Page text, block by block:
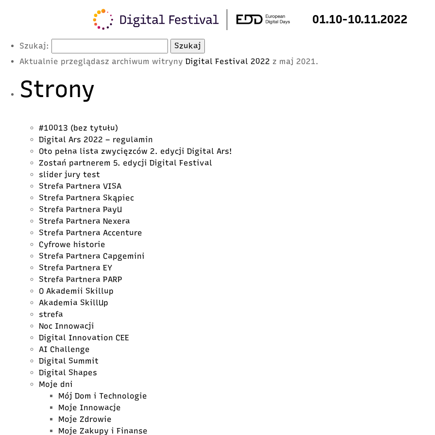
01.10-10.11.2022
Latest Posts
Szukaj:
Aktualnie przeglądasz archiwum witryny Digital Festival 2022 z maj 2021.
Strony
#10013 (bez tytułu)
Digital Ars 2022 – regulamin
Oto pełna lista zwycięzców 2. edycji Digital Ars!
Zostań partnerem 5. edycji Digital Festival
slider jury test
Strefa Partnera VISA
Strefa Partnera Skąpiec
Strefa Partnera PayU
Strefa Partnera Nexera
Strefa Partnera Accenture
Cyfrowe historie
Strefa Partnera Capgemini
Strefa Partnera EY
Strefa Partnera PARP
O Akademii Skillup
Akademia SkillUp
strefa
Noc Innowacji
Digital Innovation CEE
AI Challenge
Digital Summit
Digital Shapes
Moje dni
Mój Dom i Technologie
Moje Innowacje
Moje Zdrowie
Moje Zakupy i Finanse